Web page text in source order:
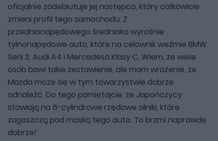
oficjalnie zadebiutuje jej następca, który całkowicie
zmieni profil tego samochodu. Z
przednionapędowego średniaka wyrośnie
tylnonapędowe auto, które na celownik weźmie BMW
Serii 3, Audi A4 i Mercedesa Klasy C. Wiem, że wiele
osób bawi takie zestawienie, ale mam wrażenie, że
Mazda może się w tym towarzystwie dobrze
odnaleźć. Do tego pamiętajcie, że Japończycy
stawiają na 6-cylindrowe rzędowe silniki, które
zagoszczą pod maską tego auta. To brzmi naprawdę
dobrze!